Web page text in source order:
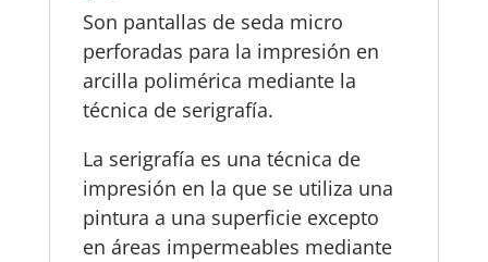
Son pantallas de seda micro
perforadas para la impresión en
arcilla polimérica mediante la
técnica de serigrafía.
La serigrafía es una técnica de
impresión en la que se utiliza una
pintura a una superficie excepto
en áreas impermeables mediante